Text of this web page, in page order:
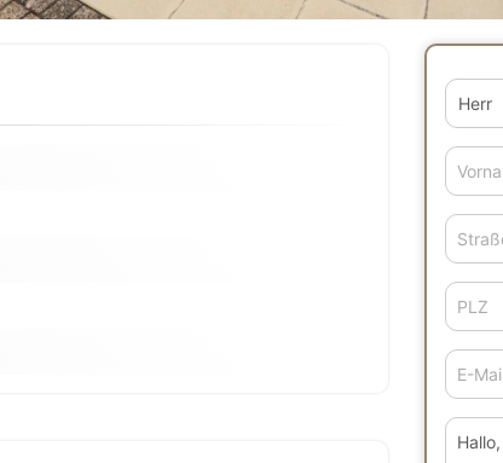
PLZ
E-Mail